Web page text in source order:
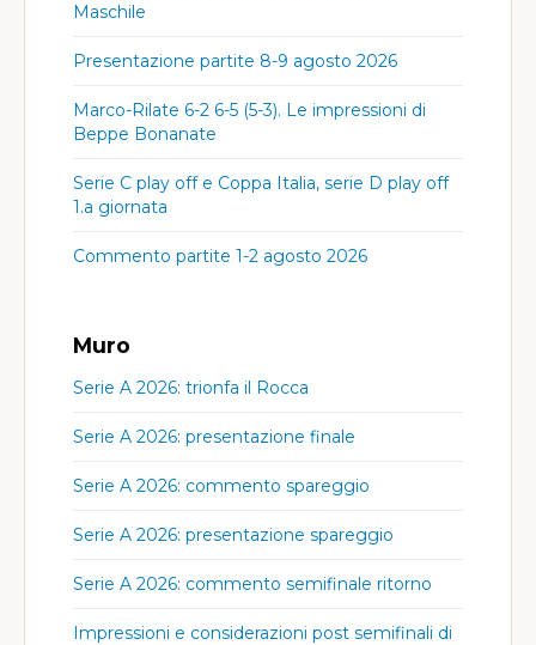
Maschile
Presentazione partite 8-9 agosto 2026
Marco-Rilate 6-2 6-5 (5-3). Le impressioni di
Beppe Bonanate
Serie C play off e Coppa Italia, serie D play off
1.a giornata
Commento partite 1-2 agosto 2026
Muro
Serie A 2026: trionfa il Rocca
Serie A 2026: presentazione finale
Serie A 2026: commento spareggio
Serie A 2026: presentazione spareggio
Serie A 2026: commento semifinale ritorno
Impressioni e considerazioni post semifinali di